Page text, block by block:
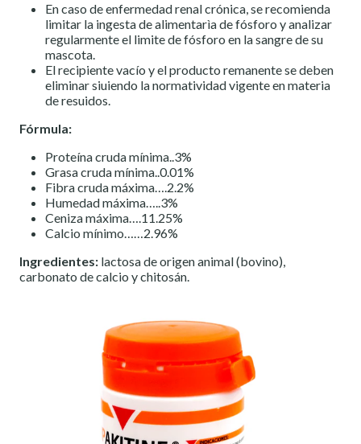
En caso de enfermedad renal crónica, se recomienda
limitar la ingesta de alimentarìa de fósforo y analizar
regularmente el limite de fósforo en la sangre de su
mascota.
El recipiente vacío y el producto remanente se deben
eliminar siuiendo la normatividad vigente en materia
de resuidos.
Fórmula:
Proteína cruda mínima..3%
Grasa cruda mínima..0.01%
Fibra cruda máxima….2.2%
Humedad máxima…..3%
Ceniza máxima….11.25%
Calcio mínimo……2.96%
Ingredientes: lactosa de origen animal (bovino),
carbonato de calcio y chitosán.